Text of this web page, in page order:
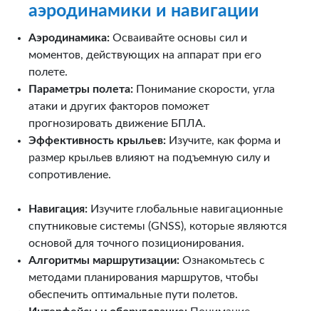
аэродинамики и навигации
Аэродинамика: Осваивайте основы сил и
моментов, действующих на аппарат при его
полете.
Параметры полета: Понимание скорости, угла
атаки и других факторов поможет
прогнозировать движение БПЛА.
Эффективность крыльев: Изучите, как форма и
размер крыльев влияют на подъемную силу и
сопротивление.
Навигация: Изучите глобальные навигационные
спутниковые системы (GNSS), которые являются
основой для точного позиционирования.
Алгоритмы маршрутизации: Ознакомьтесь с
методами планирования маршрутов, чтобы
обеспечить оптимальные пути полетов.